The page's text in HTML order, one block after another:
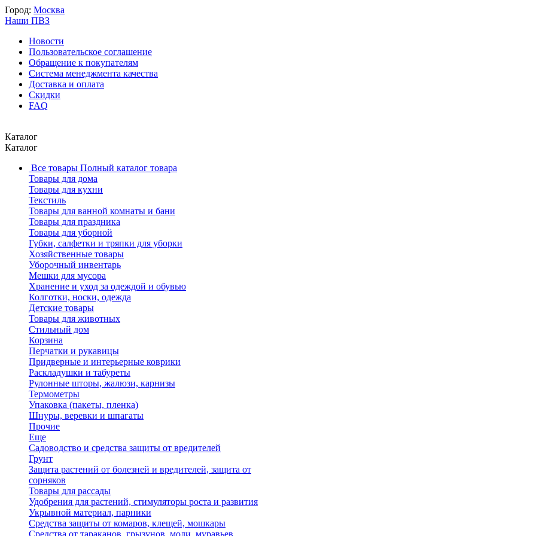
Город: Москва
Наши ПВЗ
Новости
Пользовательское соглашение
Обращение к покупателям
Система менеджмента качества
Доставка и оплата
Скидки
FAQ
Каталог
Каталог
Все товары Полный каталог товара
Товары для дома
Товары для кухни
Текстиль
Товары для ванной комнаты и бани
Товары для праздника
Товары для уборной
Губки, салфетки и тряпки для уборки
Хозяйственные товары
Уборочный инвентарь
Мешки для мусора
Хранение и уход за одеждой и обувью
Колготки, носки, одежда
Детские товары
Товары для животных
Стильный дом
Корзина
Перчатки и рукавицы
Придверные и интерьерные коврики
Раскладушки и табуреты
Рулонные шторы, жалюзи, карнизы
Термометры
Упаковка (пакеты, пленка)
Шнуры, веревки и шпагаты
Прочие
Еще
Садоводство и средства защиты от вредителей
Грунт
Защита растений от болезней и вредителей, защита от
сорняков
Товары для рассады
Удобрения для растений, стимуляторы роста и развития
Укрывной материал, парники
Средства защиты от комаров, клещей, мошкары
Средства от тараканов, грызунов, моли, муравьев